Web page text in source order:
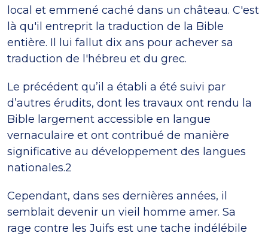
local et emmené caché dans un château. C'est
là qu'il entreprit la traduction de la Bible
entière. Il lui fallut dix ans pour achever sa
traduction de l'hébreu et du grec.
Le précédent qu’il a établi a été suivi par
d’autres érudits, dont les travaux ont rendu la
Bible largement accessible en langue
vernaculaire et ont contribué de manière
significative au développement des langues
nationales.2
Cependant, dans ses dernières années, il
semblait devenir un vieil homme amer. Sa
rage contre les Juifs est une tache indélébile